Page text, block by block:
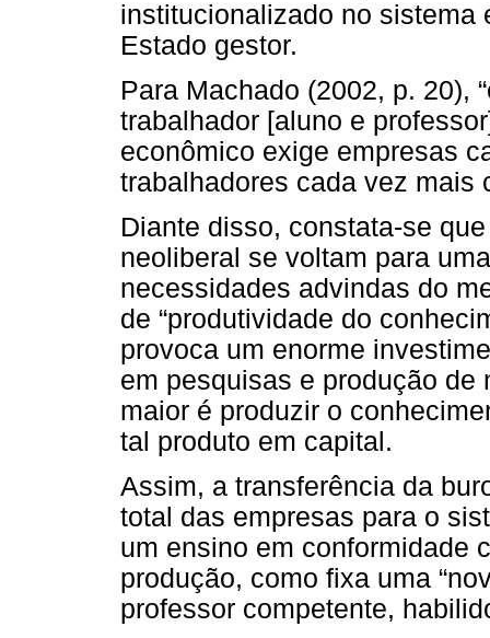
institucionalizado no sistema
Estado gestor.
Para Machado (2002, p. 20),
trabalhador [aluno e
econômico exige empresas
trabalhadores cada vez mais
Diante disso, constata-se
neoliberal se voltam para
necessidades advindas do
de “produtividade do
provoca um enorme
em pesquisas e produção
maior é produzir o
tal produto em capital.
Assim, a transferência da
total das empresas para o
um ensino em conformidade
produção, como fixa uma
professor competente,